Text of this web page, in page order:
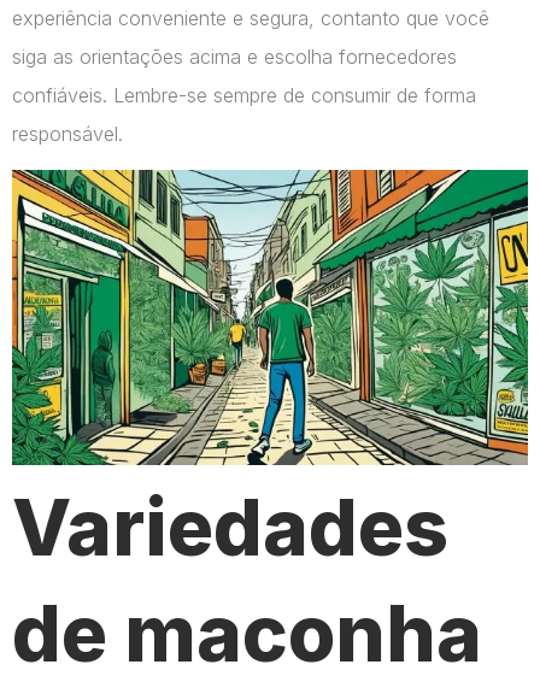
experiência conveniente e segura, contanto que você
siga as orientações acima e escolha fornecedores
confiáveis. Lembre-se sempre de consumir de forma
responsável.
Variedades
de maconha